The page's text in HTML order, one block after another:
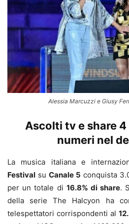
Alessia Marcuzzi e Giusy
Ascolti tv e share 4
numeri nel
La musica italiana e
Festival su Canale 5 conquista
per un totale di 16.8% di share.
della serie The Halcyon ha
telespettatori corrispondenti al